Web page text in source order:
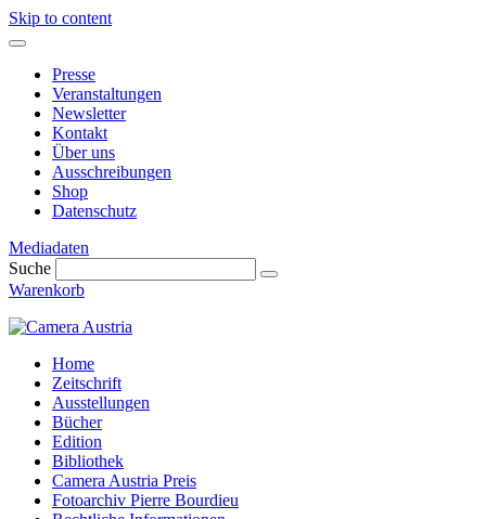
Skip to content
Presse
Veranstaltungen
Newsletter
Kontakt
Über uns
Ausschreibungen
Shop
Datenschutz
Mediadaten
Suche
Warenkorb
Home
Zeitschrift
Ausstellungen
Bücher
Edition
Bibliothek
Camera Austria Preis
Fotoarchiv Pierre Bourdieu